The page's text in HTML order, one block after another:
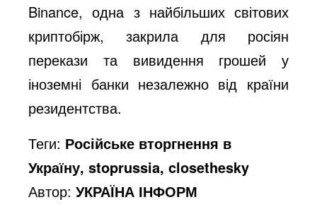
Binance, одна з найбільших світових
криптобірж, закрила для росіян
перекази та вивидення грошей у
іноземні банки незалежно від країни
резидентства.
Теги: Російське вторгнення в
Україну, stoprussia, closethesky
Автор:УКРАЇНА ІНФОРМ